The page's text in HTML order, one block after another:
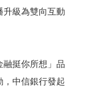
升級為雙向互動
融挺你所想」品
，中信銀行發起